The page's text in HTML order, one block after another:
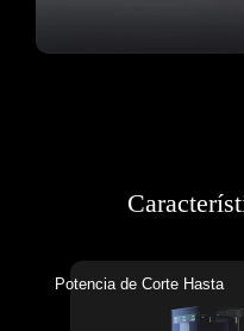
Potencia de Corte Hasta